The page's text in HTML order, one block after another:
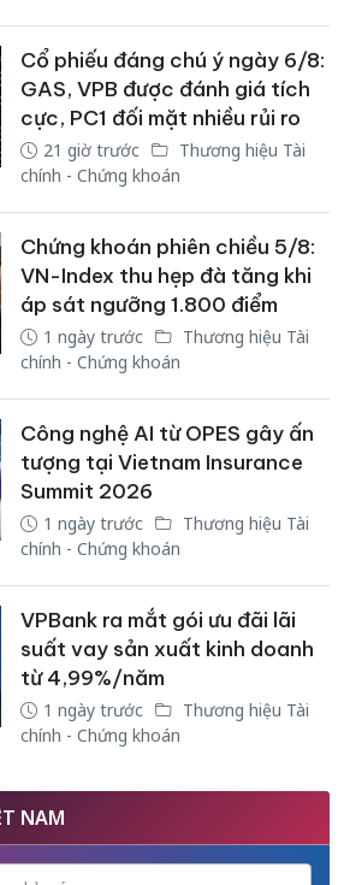
Cổ phiếu đáng chú ý ngày 6/8:
GAS, VPB được đánh giá tích
cực, PC1 đối mặt nhiều rủi ro
21 giờ trước
Thương hiệu Tài
chính - Chứng khoán
Chứng khoán phiên chiều 5/8:
VN-Index thu hẹp đà tăng khi
áp sát ngưỡng 1.800 điểm
1 ngày trước
Thương hiệu Tài
chính - Chứng khoán
Công nghệ AI từ OPES gây ấn
tượng tại Vietnam Insurance
Summit 2026
1 ngày trước
Thương hiệu Tài
chính - Chứng khoán
VPBank ra mắt gói ưu đãi lãi
suất vay sản xuất kinh doanh
từ 4,99%/năm
1 ngày trước
Thương hiệu Tài
chính - Chứng khoán
NAM